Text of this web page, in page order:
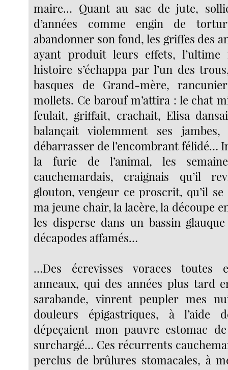
maire… Quant au sac de jute,
d’années comme engin de
abandonner son fond, les griffes des
ayant produit leurs effets,
histoire s’échappa par l’un des
basques de Grand-mère,
mollets. Ce barouf m’attira : le chat
feulait, griffait, crachait, Elisa
balançait violemment ses
débarrasser de l’encombrant félidé…
la furie de l’animal, les
cauchemardais, craignais qu’il
glouton, vengeur ce proscrit, qu’il
ma jeune chair, la lacère, la découpe
les disperse dans un bassin
décapodes affamés…
…Des écrevisses voraces toutes
anneaux, qui des années plus tard
sarabande, vinrent peupler mes
douleurs épigastriques, à l’aide
dépeçaient mon pauvre estomac
surchargé… Ces récurrents
perclus de brûlures stomacales, à